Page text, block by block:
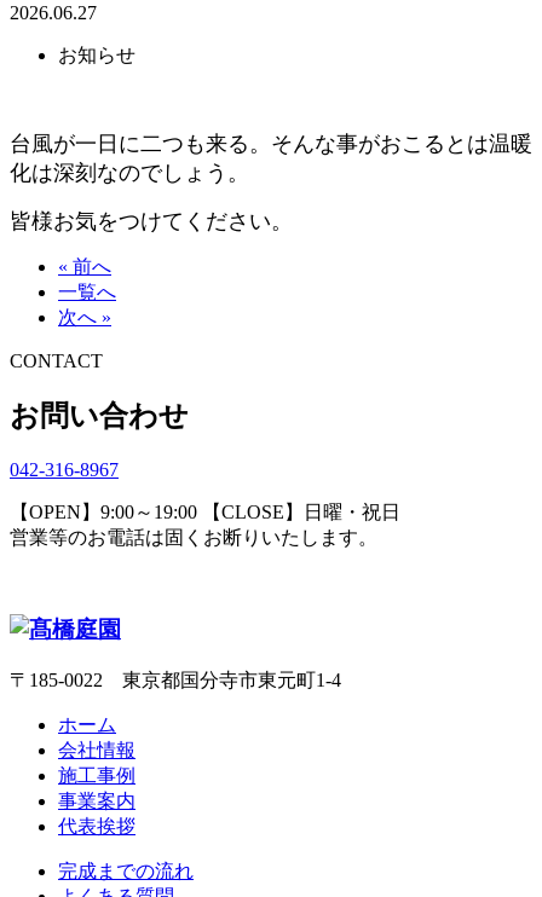
2026.06.27
お知らせ
台風が一日に二つも来る。そんな事がおこるとは温暖
化は深刻なのでしょう。
皆様お気をつけてください。
« 前へ
一覧へ
次へ »
CONTACT
お問い合わせ
042-316-8967
【OPEN】9:00～19:00 【CLOSE】日曜・祝日
営業等のお電話は固くお断りいたします。
〒185-0022 東京都国分寺市東元町1-4
ホーム
会社情報
施工事例
事業案内
代表挨拶
完成までの流れ